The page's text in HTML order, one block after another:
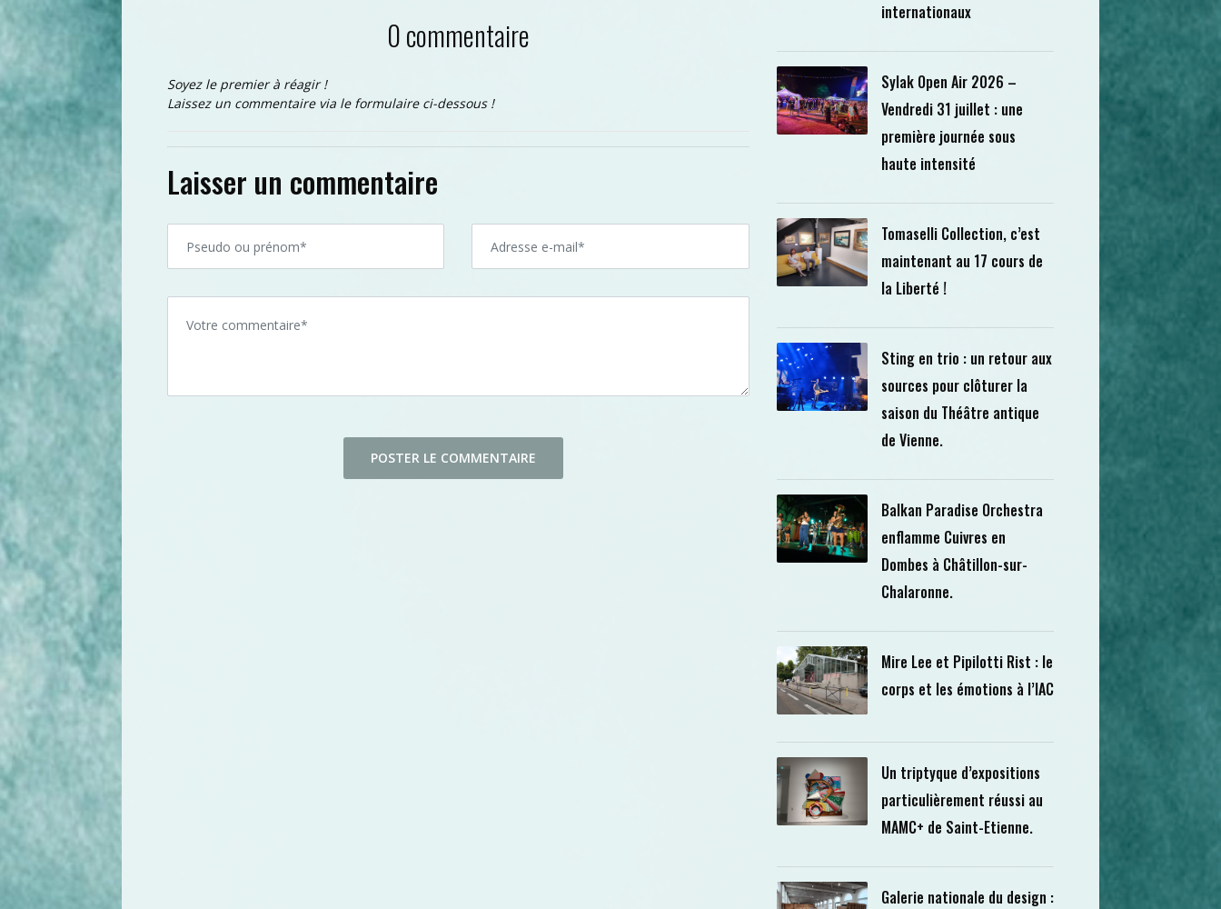
0 commentaire
Soyez le premier à réagir !
Laissez un commentaire via le formulaire ci-dessous !
Laisser un commentaire
internationaux
Sylak Open Air 2026 –
Vendredi 31 juillet : une
première journée sous
haute intensité
Tomaselli Collection, c’est
maintenant au 17 cours de
la Liberté !
Sting en trio : un retour aux
sources pour clôturer la
saison du Théâtre antique
de Vienne.
Balkan Paradise Orchestra
enflamme Cuivres en
Dombes à Châtillon-sur-
Chalaronne.
Mire Lee et Pipilotti Rist : le
corps et les émotions à l’IAC
Un triptyque d’expositions
particulièrement réussi au
MAMC+ de Saint-Etienne.
Galerie nationale du design :